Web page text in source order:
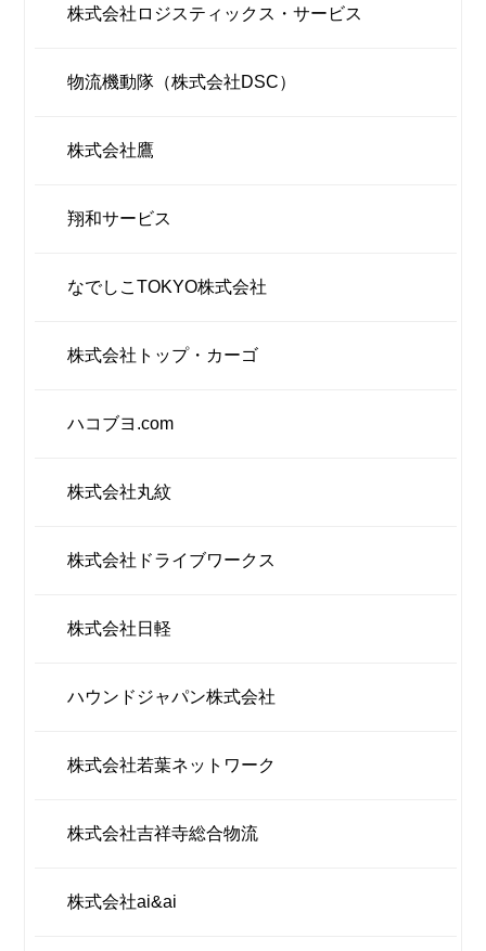
株式会社ロジスティックス・サービス
物流機動隊（株式会社DSC）
株式会社鷹
翔和サービス
なでしこTOKYO株式会社
株式会社トップ・カーゴ
ハコブヨ.com
株式会社丸紋
株式会社ドライブワークス
株式会社日軽
ハウンドジャパン株式会社
株式会社若葉ネットワーク
株式会社吉祥寺総合物流
株式会社ai&ai